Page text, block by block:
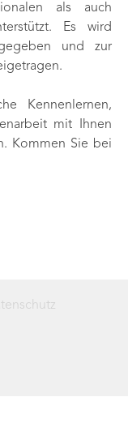
als auch
Es wird
und zur
Kennenlernen,
mit Ihnen
Kommen Sie bei